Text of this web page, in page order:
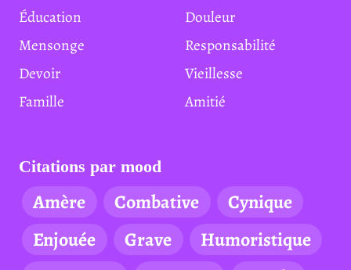
Éducation
Douleur
Mensonge
Responsabilité
Devoir
Vieillesse
Famille
Amitié
Citations par mood
Amère Combative
Cynique
Enjouée
Grave
Humoristique